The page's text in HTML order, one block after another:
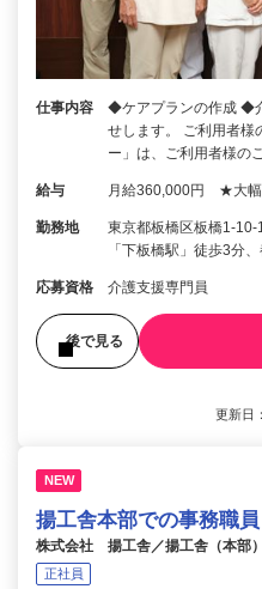
仕事内容
◆ケアプランの作成 ◆
せします。 ご利用者様
ー」は、ご利用者様の
給与 月給360,000円 ★大幅
勤務地
東京都板橋区板橋1-
「下板橋駅」徒歩3分
応募資格 介護支援専門員
後で見る
更新日
NEW
揚工舎本部での事務職員
株式会社 揚工舎／揚工舎（本部）
正社員